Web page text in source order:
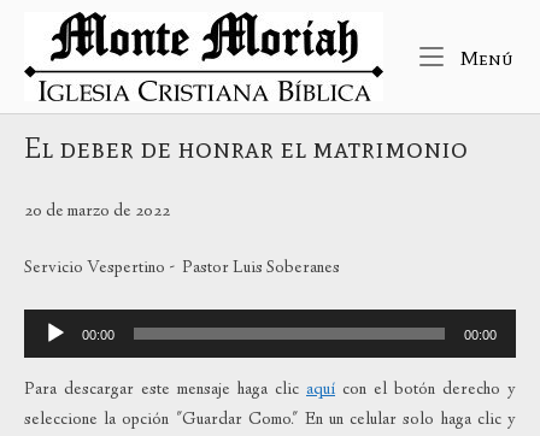
contenido
Inicio
Menú
El deber de honrar el matrimonio
20 de marzo de 2022
Servicio Vespertino - Pastor Luis Soberanes
Reproductor
de
audio
00:00 00:00
Para descargar este mensaje haga clic aquí con el botón derecho y
seleccione la opción "Guardar Como." En un celular solo haga clic y